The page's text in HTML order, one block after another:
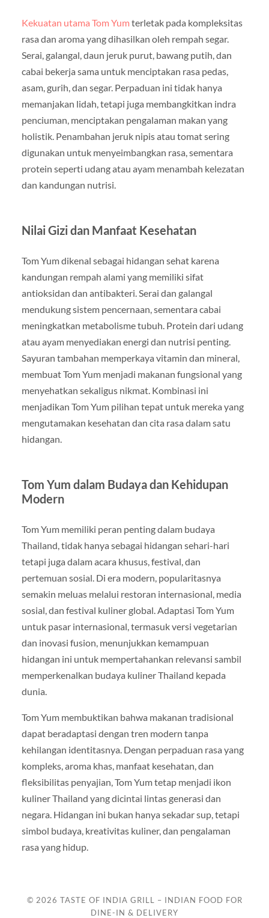
Kekuatan utama Tom Yum terletak pada kompleksitas
rasa dan aroma yang dihasilkan oleh rempah segar.
Serai, galangal, daun jeruk purut, bawang putih, dan
cabai bekerja sama untuk menciptakan rasa pedas,
asam, gurih, dan segar. Perpaduan ini tidak hanya
memanjakan lidah, tetapi juga membangkitkan indra
penciuman, menciptakan pengalaman makan yang
holistik. Penambahan jeruk nipis atau tomat sering
digunakan untuk menyeimbangkan rasa, sementara
protein seperti udang atau ayam menambah kelezatan
dan kandungan nutrisi.
Nilai Gizi dan Manfaat Kesehatan
Tom Yum dikenal sebagai hidangan sehat karena
kandungan rempah alami yang memiliki sifat
antioksidan dan antibakteri. Serai dan galangal
mendukung sistem pencernaan, sementara cabai
meningkatkan metabolisme tubuh. Protein dari udang
atau ayam menyediakan energi dan nutrisi penting.
Sayuran tambahan memperkaya vitamin dan mineral,
membuat Tom Yum menjadi makanan fungsional yang
menyehatkan sekaligus nikmat. Kombinasi ini
menjadikan Tom Yum pilihan tepat untuk mereka yang
mengutamakan kesehatan dan cita rasa dalam satu
hidangan.
Tom Yum dalam Budaya dan Kehidupan
Modern
Tom Yum memiliki peran penting dalam budaya
Thailand, tidak hanya sebagai hidangan sehari-hari
tetapi juga dalam acara khusus, festival, dan
pertemuan sosial. Di era modern, popularitasnya
semakin meluas melalui restoran internasional, media
sosial, dan festival kuliner global. Adaptasi Tom Yum
untuk pasar internasional, termasuk versi vegetarian
dan inovasi fusion, menunjukkan kemampuan
hidangan ini untuk mempertahankan relevansi sambil
memperkenalkan budaya kuliner Thailand kepada
dunia.
Tom Yum membuktikan bahwa makanan tradisional
dapat beradaptasi dengan tren modern tanpa
kehilangan identitasnya. Dengan perpaduan rasa yang
kompleks, aroma khas, manfaat kesehatan, dan
fleksibilitas penyajian, Tom Yum tetap menjadi ikon
kuliner Thailand yang dicintai lintas generasi dan
negara. Hidangan ini bukan hanya sekadar sup, tetapi
simbol budaya, kreativitas kuliner, dan pengalaman
rasa yang hidup.
© 2026 TASTE OF INDIA GRILL – INDIAN FOOD FOR
DINE-IN & DELIVERY